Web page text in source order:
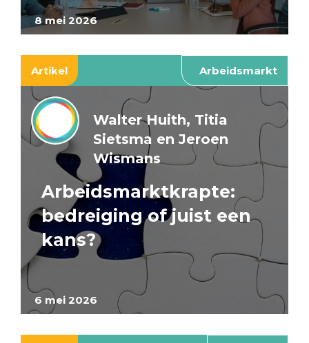
8 mei 2026
Artikel Arbeidsmarkt
6 mei 2026
Walter Huith, Titia
Sietsma en Jeroen
Wismans
Arbeidsmarktkrapte:
bedreiging of juist een
kans?